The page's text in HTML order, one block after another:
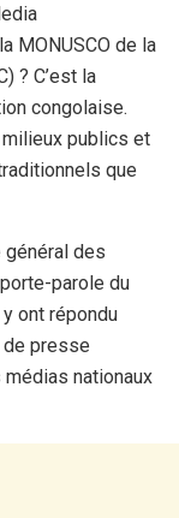
MONUSCO de la
? C’est la
congolaise.
publics et
que
général des
parole du
ont répondu
de presse
nationaux